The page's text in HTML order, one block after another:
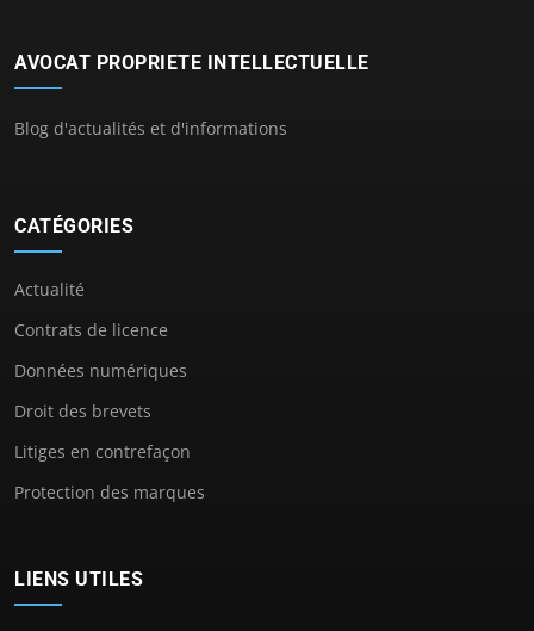
AVOCAT PROPRIETE INTELLECTUELLE
Blog d'actualités et d'informations
CATÉGORIES
Actualité
Contrats de licence
Données numériques
Droit des brevets
Litiges en contrefaçon
Protection des marques
LIENS UTILES